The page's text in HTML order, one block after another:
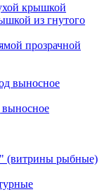
крышкой
из гнутого
прозрачной
выносное
(витрины рыбные)